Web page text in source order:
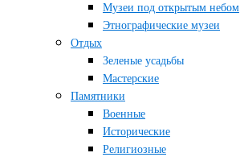
Музеи под открытым небом
Этнографические музеи
Отдых
Зеленые усадьбы
Мастерские
Памятники
Военные
Исторические
Религиозные